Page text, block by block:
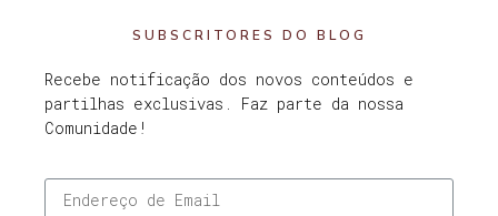
SUBSCRITORES DO BLOG
Recebe notificação dos novos conteúdos e
partilhas exclusivas. Faz parte da nossa
Comunidade!